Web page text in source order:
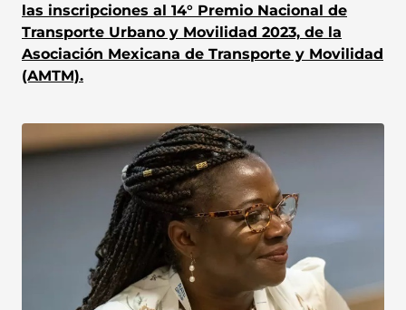
las inscripciones al 14° Premio Nacional de
Transporte Urbano y Movilidad 2023, de la
Asociación Mexicana de Transporte y Movilidad
(AMTM).